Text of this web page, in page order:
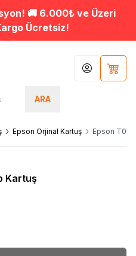
🚚 6.000₺ ve Üzeri
Ücretsiz!
ARA
Hesabım
Epson Orjinal Kartuş Epson
Kartuş